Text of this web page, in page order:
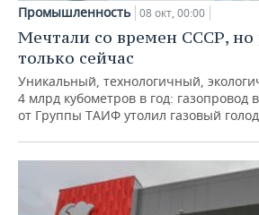
Промышленность 08 окт, 00:00
Мечтали со времен СССР, но
только сейчас
Уникальный, технологичный,
4 млрд кубометров в год: газопровод
от Группы ТАИФ утолил газовый